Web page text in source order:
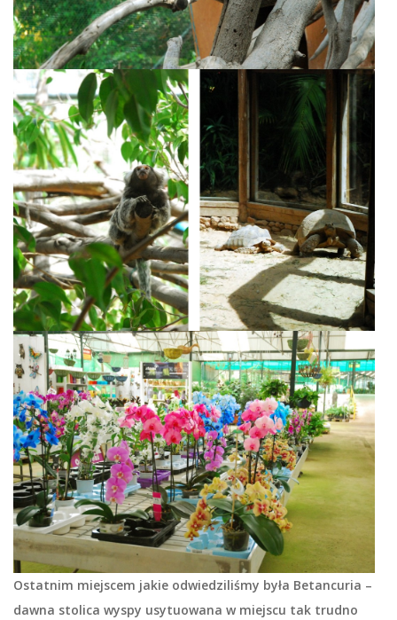
Ostatnim miejscem jakie odwiedziliśmy była Betancuria –
dawna stolica wyspy usytuowana w miejscu tak trudno